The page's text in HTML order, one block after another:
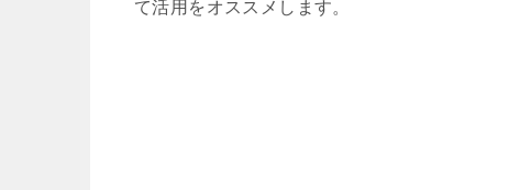
て活用をオススメします。